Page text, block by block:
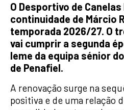
O Desportivo de
continuidade de Márcio
temporada 2026/27. O
vai cumprir a segunda
leme da equipa sénior
de Penafiel.
A renovação surge na
positiva e de uma relação